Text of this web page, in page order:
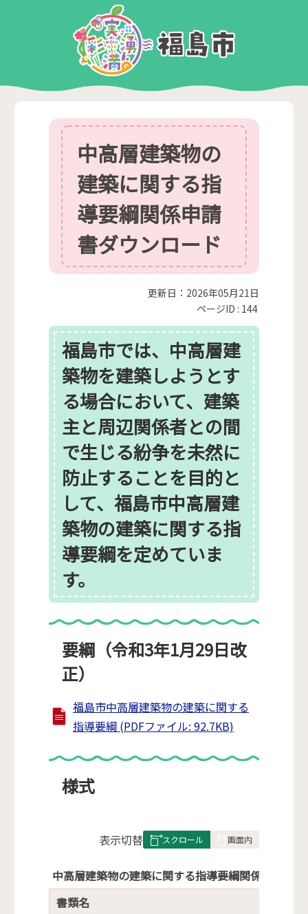
中高層建築物の
建築に関する指
導要綱関係申請
書ダウンロード
更新日：2026年05月21日
ページID : 144
福島市では、中高層建
築物を建築しようとす
る場合において、建築
主と周辺関係者との間
で生じる紛争を未然に
防止することを目的と
して、福島市中高層建
築物の建築に関する指
導要綱を定めていま
す。
要綱（令和3年1月29日改
正）
福島市中高層建築物の建築に関する
指導要綱 (PDFファイル: 92.7KB)
様式
表
み
の
表示切替
中高層建築物の建築に関する指導要綱関係申請書
書類名